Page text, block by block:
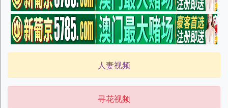
人妻视频
寻花视频